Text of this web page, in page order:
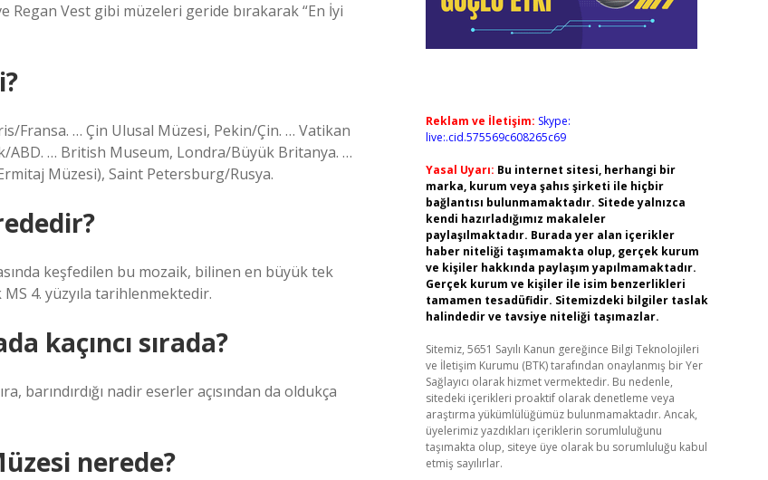
Regan Vest gibi müzeleri geride bırakarak “En İyi
Fransa. … Çin Ulusal Müzesi, Pekin/Çin. … Vatikan
… British Museum, Londra/Büyük Britanya. …
Müzesi), Saint Petersburg/Rusya.
keşfedilen bu mozaik, bilinen en büyük tek
4. yüzyıla tarihlenmektedir.
kaçıncı sırada?
barındırdığı nadir eserler açısından da oldukça
nerede?
Reklam ve İletişim: Skype:
live:.cid.575569c608265c69
Yasal Uyarı: Bu internet sitesi, herhangi bir
marka, kurum veya şahıs şirketi ile hiçbir
bağlantısı bulunmamaktadır. Sitede yalnızca
kendi hazırladığımız makaleler
paylaşılmaktadır. Burada yer alan içerikler
haber niteliği taşımamakta olup, gerçek kurum
ve kişiler hakkında paylaşım yapılmamaktadır.
Gerçek kurum ve kişiler ile isim benzerlikleri
tamamen tesadüfidir. Sitemizdeki bilgiler taslak
halindedir ve tavsiye niteliği taşımazlar.
Sitemiz, 5651 Sayılı Kanun gereğince Bilgi Teknolojileri
ve İletişim Kurumu (BTK) tarafından onaylanmış bir Yer
Sağlayıcı olarak hizmet vermektedir. Bu nedenle,
sitedeki içerikleri proaktif olarak denetleme veya
araştırma yükümlülüğümüz bulunmamaktadır. Ancak,
üyelerimiz yazdıkları içeriklerin sorumluluğunu
taşımakta olup, siteye üye olarak bu sorumluluğu kabul
etmiş sayılırlar.